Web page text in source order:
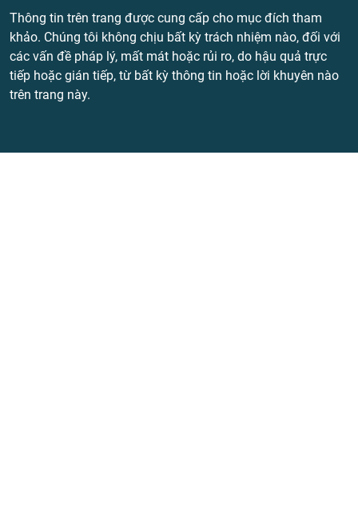
Thông tin trên trang được cung cấp cho mục đích tham
khảo. Chúng tôi không chịu bất kỳ trách nhiệm nào, đối với
các vấn đề pháp lý, mất mát hoặc rủi ro, do hậu quả trực
tiếp hoặc gián tiếp, từ bất kỳ thông tin hoặc lời khuyên nào
trên trang này.